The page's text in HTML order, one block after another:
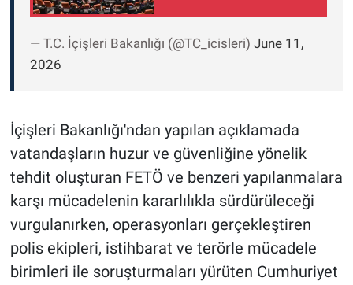
— T.C. İçişleri Bakanlığı (@TC_icisleri) June 11,
2026
İçişleri Bakanlığı'ndan yapılan açıklamada
vatandaşların huzur ve güvenliğine yönelik
tehdit oluşturan FETÖ ve benzeri yapılanmalara
karşı mücadelenin kararlılıkla sürdürüleceği
vurgulanırken, operasyonları gerçekleştiren
polis ekipleri, istihbarat ve terörle mücadele
birimleri ile soruşturmaları yürüten Cumhuriyet